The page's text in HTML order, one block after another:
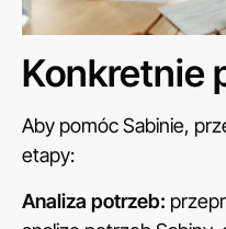
Konkretnie
Aby pomóc Sabinie,
etapy:
Analiza potrzeb: